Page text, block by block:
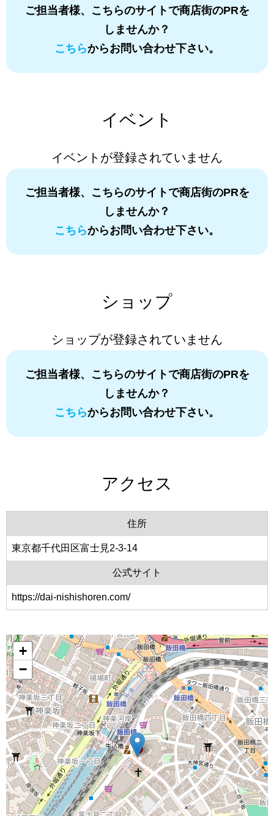
ご担当者様、こちらのサイトで商店街のPRを
しませんか？
こちらからお問い合わせ下さい。
イベント
イベントが登録されていません
ご担当者様、こちらのサイトで商店街のPRを
しませんか？
こちらからお問い合わせ下さい。
ショップ
ショップが登録されていません
ご担当者様、こちらのサイトで商店街のPRを
しませんか？
こちらからお問い合わせ下さい。
アクセス
住所
東京都千代田区富士見2-3-14
公式サイト
https://dai-nishishoren.com/
+
−